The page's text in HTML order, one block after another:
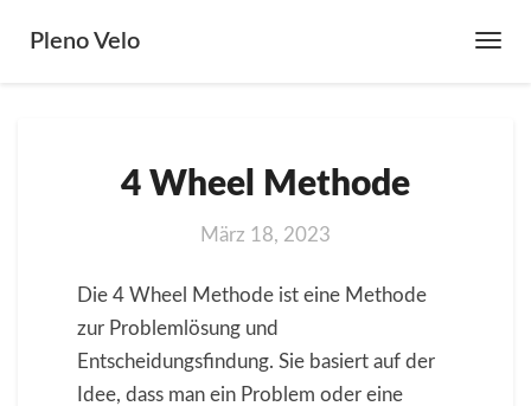
Toggle
Pleno Velo
Wheel
4 Wheel Methode
März 18, 2023
Die 4 Wheel Methode ist eine Methode
zur Problemlösung und
Entscheidungsfindung. Sie basiert auf der
Idee, dass man ein Problem oder eine